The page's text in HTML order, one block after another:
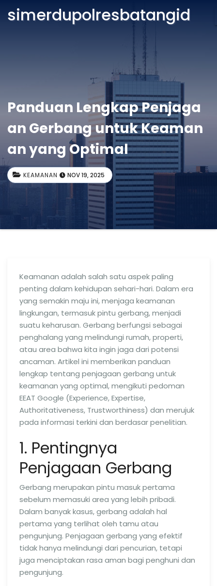
simerdupolresbatangid
Panduan Lengkap Penjaga
an Gerbang untuk Keaman
an yang Optimal
KEAMANAN NOV 19, 2025
Keamanan adalah salah satu aspek paling
penting dalam kehidupan sehari-hari. Dalam era
yang semakin maju ini, menjaga keamanan
lingkungan, termasuk pintu gerbang, menjadi
suatu keharusan. Gerbang berfungsi sebagai
penghalang yang melindungi rumah, properti,
atau area bahwa kita ingin jaga dari potensi
ancaman. Artikel ini memberikan panduan
lengkap tentang penjagaan gerbang untuk
keamanan yang optimal, mengikuti pedoman
EEAT Google (Experience, Expertise,
Authoritativeness, Trustworthiness) dan merujuk
pada informasi terkini dan berdasar penelitian.
1. Pentingnya
Penjagaan Gerbang
Gerbang merupakan pintu masuk pertama
sebelum memasuki area yang lebih pribadi.
Dalam banyak kasus, gerbang adalah hal
pertama yang terlihat oleh tamu atau
pengunjung. Penjagaan gerbang yang efektif
tidak hanya melindungi dari pencurian, tetapi
juga menciptakan rasa aman bagi penghuni dan
pengunjung.